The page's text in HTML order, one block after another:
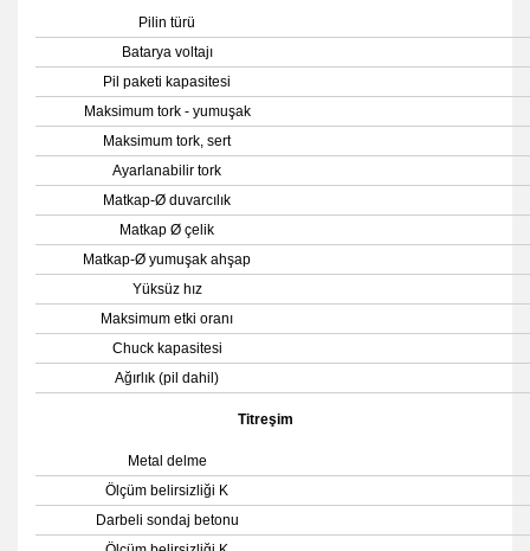
Pilin türü
Batarya voltajı
Pil paketi kapasitesi
Maksimum tork - yumuşak
Maksimum tork, sert
Ayarlanabilir tork
Matkap-Ø duvarcılık
Matkap Ø çelik
Matkap-Ø yumuşak ahşap
Yüksüz hız
Maksimum etki oranı
Chuck kapasitesi
Ağırlık (pil dahil)
Titreşim
Metal delme
Ölçüm belirsizliği K
Darbeli sondaj betonu